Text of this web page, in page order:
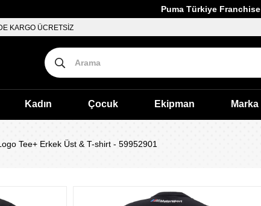
Puma Türkiye Franchise
KARGO ÜCRETSİZ
Kadın Çocuk Ekipman Marka
Tee+ Erkek Üst & T-shirt - 59952901